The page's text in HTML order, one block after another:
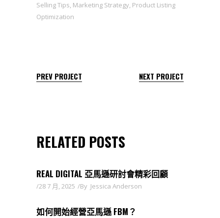
Selling Tips, Marketing Strategy, Product Listing
Optimization
PREV PROJECT NEXT PROJECT
RELATED POSTS
REAL DIGITAL 亞馬遜研討會精彩回顧
28 7 月, 2025 By Jessica Anderson
如何開始經營亞馬遜 FBM？